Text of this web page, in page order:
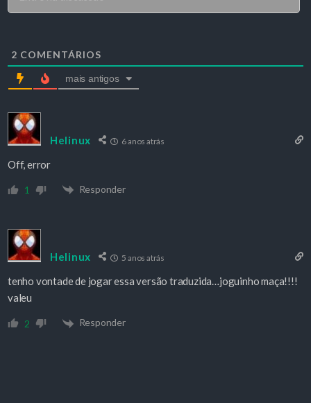
2 COMENTÁRIOS
mais antigos
Helinux 6 anos atrás
Off, error
1 Responder
Helinux 5 anos atrás
tenho vontade de jogar essa versão traduzida…joguinho maça!!!!
valeu
2 Responder